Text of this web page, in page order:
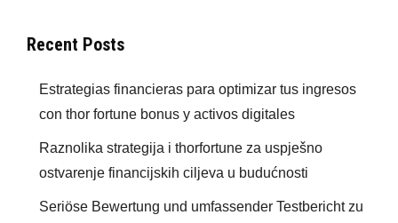
Recent Posts
Estrategias financieras para optimizar tus ingresos
con thor fortune bonus y activos digitales
Raznolika strategija i thorfortune za uspješno
ostvarenje financijskih ciljeva u budućnosti
Seriöse Bewertung und umfassender Testbericht zu